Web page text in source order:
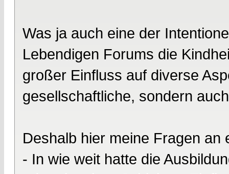
Was ja auch eine der
Lebendigen Forums die
großer Einfluss auf diverse
gesellschaftliche, sondern
Deshalb hier meine Fragen an
- In wie weit hatte die